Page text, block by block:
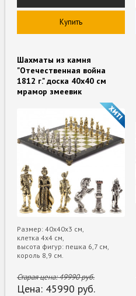
Купить
Шахматы из камня
"Отечественная война
1812 г." доска 40х40 см
мрамор змеевик
Размер: 40х40х3 см,
клетка 4х4 см,
высота фигур: пешка 6,7 см,
король 8,9 см.
Старая цена:49990руб.
Цена: 45990 руб.